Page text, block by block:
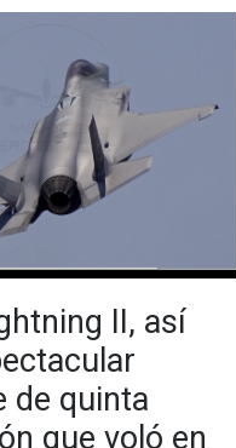
II, así
de quinta
que voló en